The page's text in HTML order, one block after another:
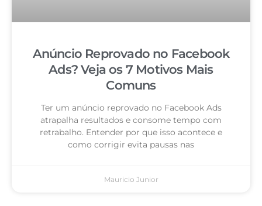
Anúncio Reprovado no Facebook
Ads? Veja os 7 Motivos Mais
Comuns
Ter um anúncio reprovado no Facebook Ads
atrapalha resultados e consome tempo com
retrabalho. Entender por que isso acontece e
como corrigir evita pausas nas
Mauricio Junior